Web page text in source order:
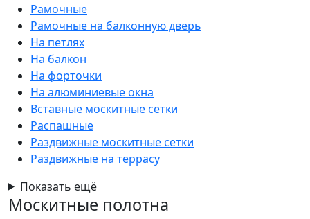
Рамочные
Рамочные на балконную дверь
На петлях
На балкон
На форточки
На алюминиевые окна
Вставные москитные сетки
Распашные
Раздвижные москитные сетки
Раздвижные на террасу
Показать ещё
Москитные полотна